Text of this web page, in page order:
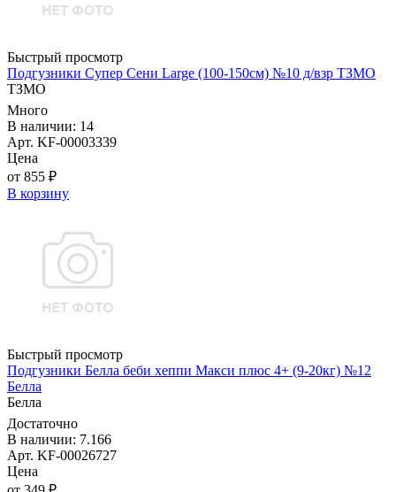
Быстрый просмотр
Подгузники Супер Сени Large (100-150см) №10 д/взр ТЗМО
ТЗМО
Много
В наличии: 14
Арт. KF-00003339
Цена
от 855 ₽
В корзину
Быстрый просмотр
Подгузники Белла беби хеппи Макси плюс 4+ (9-20кг) №12
Белла
Белла
Достаточно
В наличии: 7.166
Арт. KF-00026727
Цена